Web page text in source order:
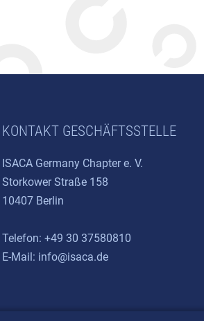
KONTAKT GESCHÄFTSSTELLE
ISACA Germany Chapter e. V.
Storkower Straße 158
10407 Berlin
Telefon: +49 30 37580810
E-Mail: info@isaca.de